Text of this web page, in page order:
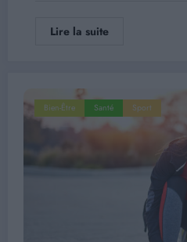
Lire la suite
Bien-Être Santé Sport